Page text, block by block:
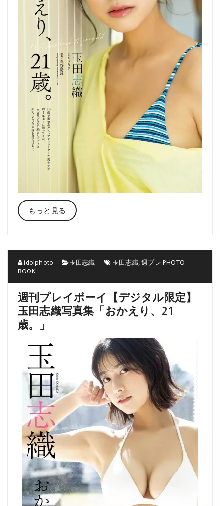
もっと見る
idolphoto 玉田志織 玉田志織,週プレ PHOTO
BOOK
週刊プレイボーイ【デジタル限定】
玉田志織写真集「おかえり、21
歳。」